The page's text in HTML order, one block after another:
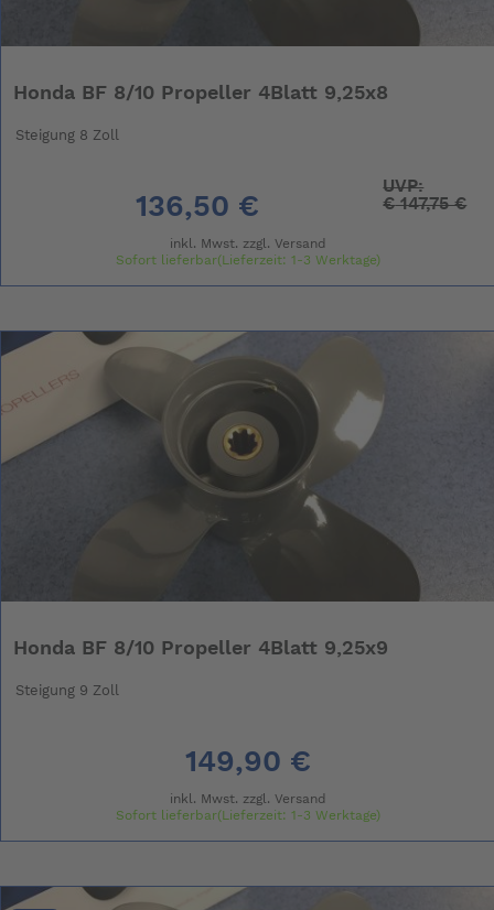
Honda BF 8/10 Propeller 4Blatt 9,25x8
Steigung 8 Zoll
136,50 €
UVP:
€147,75 €
inkl. Mwst. zzgl. Versand
Sofort lieferbar(Lieferzeit: 1-3 Werktage)
Honda BF 8/10 Propeller 4Blatt 9,25x9
Steigung 9 Zoll
149,90 €
inkl. Mwst. zzgl. Versand
Sofort lieferbar(Lieferzeit: 1-3 Werktage)